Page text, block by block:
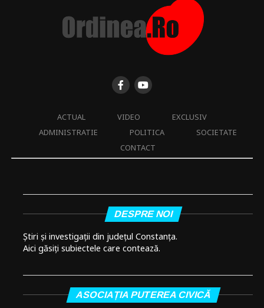
ACTUAL VIDEO
EXCLUSIV
ADMINISTRATIE
POLITICA
SOCIETATE
CONTACT
DESPRE NOI
Știri și investigații din județul Constanța.
Aici găsiți subiectele care contează.
ASOCIAȚIA PUTEREA CIVICĂ